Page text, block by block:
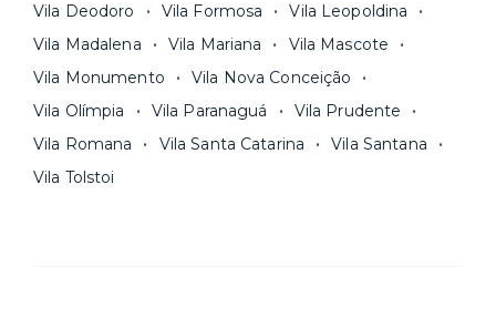
Vila Deodoro
Vila Formosa
Vila Leopoldina
Vila Madalena
Vila Mariana
Vila Mascote
Vila Monumento
Vila Nova Conceição
Vila Olímpia
Vila Paranaguá
Vila Prudente
Vila Romana
Vila Santa Catarina
Vila Santana
Vila Tolstoi